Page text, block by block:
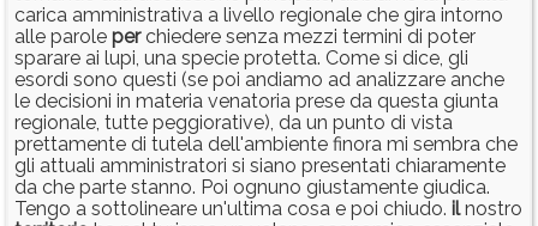
carica amministrativa a livello regionale che gira intorno
alle parole perchiedere senza mezzi termini di poter
sparare ai lupi, una specie protetta. Come si dice, gli
esordi sono questi (se poi andiamo ad analizzare anche
le decisioni in materia venatoria prese da questa giunta
regionale, tutte peggiorative), da un punto di vista
prettamente di tutela dell'ambiente finora mi sembra che
gli attuali amministratori si siano presentati chiaramente
da che parte stanno. Poi ognuno giustamente giudica.
Tengo a sottolineare un'ultima cosa e poi chiudo. ilnostro